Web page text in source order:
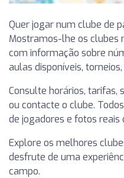
Quer jogar num clube de
Mostramos-lhe os clubes
com informação sobre
aulas disponíveis,
Consulte horários, tarifas,
ou contacte o clube.
de jogadores e fotos reais
Explore os melhores
desfrute de uma
campo.